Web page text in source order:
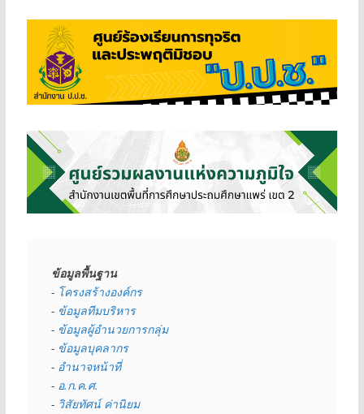
ข้อมูลพื้นฐาน
- โครงสร้างองค์กร
- ข้อมูลทีมบริหาร
- ข้อมูลผู้อำนวยการกลุ่ม
- ข้อมูลบุคลากร
- อำนาจหน้าที่
- อ.ก.ค.ศ.
- วิสัยทัศน์ ค่านิยม